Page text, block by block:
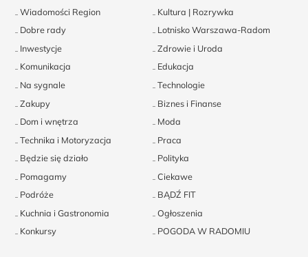
Wiadomości Region
Kultura | Rozrywka
Dobre rady
Lotnisko Warszawa-Radom
Inwestycje
Zdrowie i Uroda
Komunikacja
Edukacja
Na sygnale
Technologie
Zakupy
Biznes i Finanse
Dom i wnętrza
Moda
Technika i Motoryzacja
Praca
Będzie się działo
Polityka
Pomagamy
Ciekawe
Podróże
BĄDŹ FIT
Kuchnia i Gastronomia
Ogłoszenia
Konkursy
POGODA W RADOMIU